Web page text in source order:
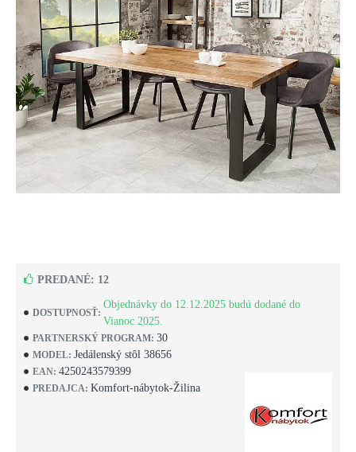
DOSTUPNOSŤ:
Objednávky do 12.12.2025 budú dodané do
Vianoc 2025.
PARTNERSKÝ PROGRAM: 30
MODEL: Jedálenský stôl 38656
EAN: 4250243579399
PREDAJCA: Komfort-nábytok-Žilina
PREDANÉ: 12